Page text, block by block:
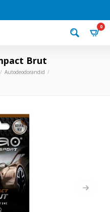
0
Brut
Autodeodorandid